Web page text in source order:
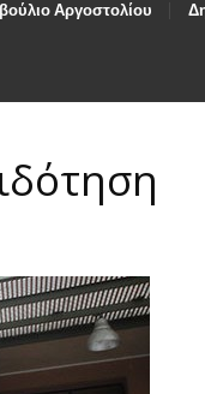
Αργοστολίου